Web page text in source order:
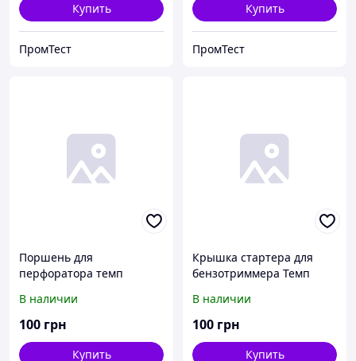
Купить
ПромТест
Купить
ПромТест
Поршень для
перфоратора темп
В наличии
100 грн
Купить
Крышка стартера для
бензотриммера Темп
В наличии
100 грн
Купить